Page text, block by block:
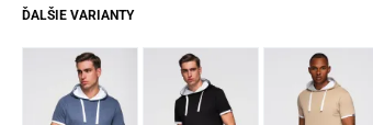
ĎALŠIE VARIANTY